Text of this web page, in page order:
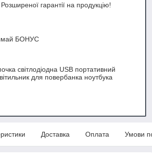
Розширеної гарантії на продукцію!
БОНУС
світлодіодна USB портативний
для повербанка ноутбука
Доставка Оплата Умови